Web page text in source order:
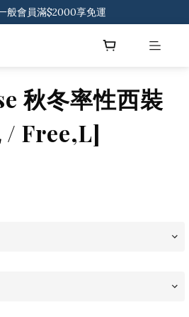
般會員滿$2000享免運
般會員滿$2000享免運
秋冬率性西裝
/ Free,L]